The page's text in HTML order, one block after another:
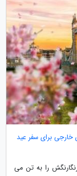
خارجی برای سفر عید
را به تن می